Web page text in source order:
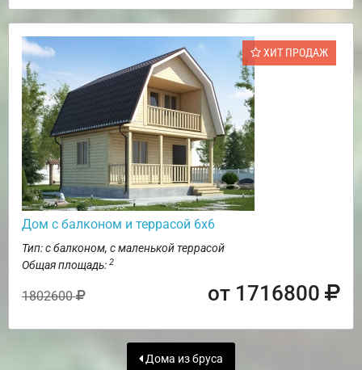
ХИТ ПРОДАЖ
Дом с балконом и террасой 6х6
Тип: с балконом, с маленькой террасой
Общая площадь: 2
1802600 от 1716800
Дома из бруса